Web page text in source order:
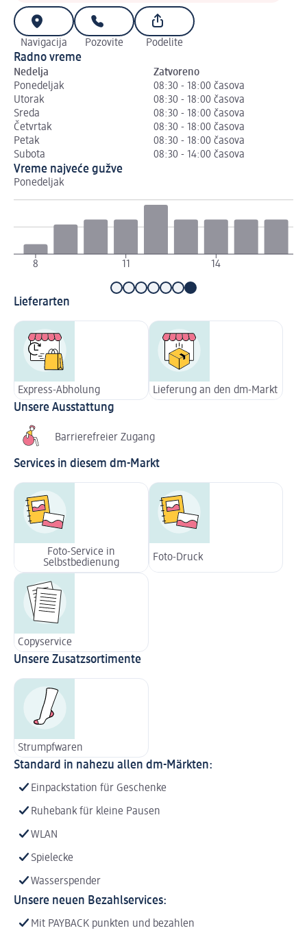
Navigacija Pozovite Podelite
Radno vreme
Nedelja
Zatvoreno
Ponedeljak
08:30 - 18:00 časova
Utorak
08:30 - 18:00 časova
Sreda
08:30 - 18:00 časova
Četvrtak
08:30 - 18:00 časova
Petak
08:30 - 18:00 časova
Subota
08:30 - 14:00 časova
Vreme najveće gužve
Ponedeljak
8 11 14
Lieferarten
Express-Abholung Lieferung an den dm-Markt
Unsere Ausstattung
Barrierefreier Zugang
Services in diesem dm-Markt
Foto-Service in
Selbstbedienung
Foto-Druck
Copyservice
Unsere Zusatzsortimente
Strumpfwaren
Standard in nahezu allen dm-Märkten:
Einpackstation für Geschenke
Ruhebank für kleine Pausen
WLAN
Spielecke
Wasserspender
Unsere neuen Bezahlservices:
Mit PAYBACK punkten und bezahlen